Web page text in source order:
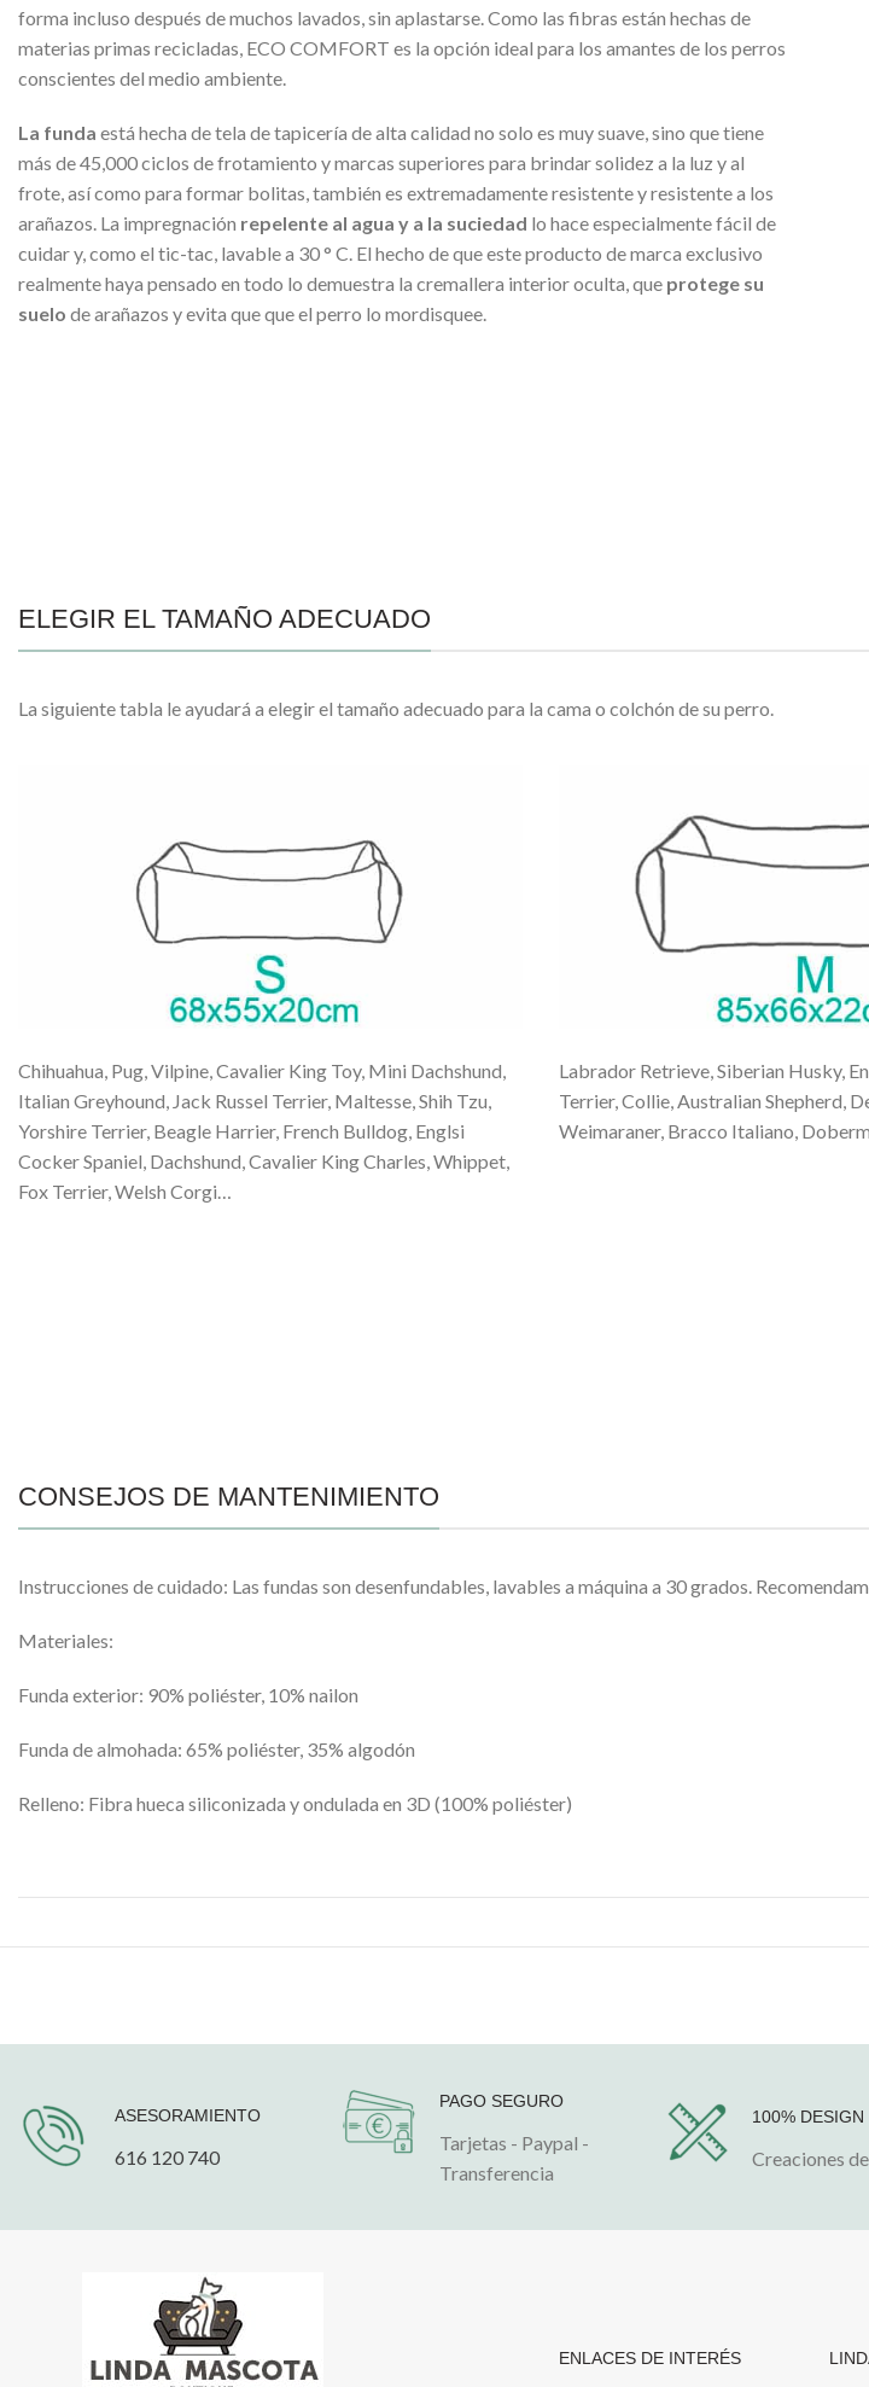
forma incluso después de muchos lavados, sin aplastarse. Como las fibras están hechas de
materias primas recicladas, ECO COMFORT es la opción ideal para los amantes de los perros
conscientes del medio ambiente.
La funda está hecha de tela de tapicería de alta calidad no solo es muy suave, sino que tiene
más de 45,000 ciclos de frotamiento y marcas superiores para brindar solidez a la luz y al
frote, así como para formar bolitas, también es extremadamente resistente y resistente a los
arañazos. La impregnación repelente al agua y a la suciedad lo hace especialmente fácil de
cuidar y, como el tic-tac, lavable a 30 ° C. El hecho de que este producto de marca exclusivo
realmente haya pensado en todo lo demuestra la cremallera interior oculta, que protege su
suelo de arañazos y evita que que el perro lo mordisquee.
ELEGIR EL TAMAÑO ADECUADO
La siguiente tabla le ayudará a elegir el tamaño adecuado para la cama o colchón de su perro.
Chihuahua, Pug, Vilpine, Cavalier King Toy, Mini Dachshund,
Italian Greyhound, Jack Russel Terrier, Maltesse, Shih Tzu,
Yorshire Terrier, Beagle Harrier, French Bulldog, Englsi
Cocker Spaniel, Dachshund, Cavalier King Charles, Whippet,
Fox Terrier, Welsh Corgi…
Labrador Retrieve, Siberian Husky,
Terrier, Collie, Australian Shepherd,
Weimaraner, Bracco Italiano,
CONSEJOS DE MANTENIMIENTO
Instrucciones de cuidado: Las fundas son desenfundables, lavables a máquina a 30 grados.
Materiales:
Funda exterior: 90% poliéster, 10% nailon
Funda de almohada: 65% poliéster, 35% algodón
Relleno: Fibra hueca siliconizada y ondulada en 3D (100% poliéster)
ASESORAMIENTO
616 120 740
PAGO SEGURO
Tarjetas - Paypal -
Transferencia
100% DESIGN
Creaciones
ENLACES DE INTERÉS